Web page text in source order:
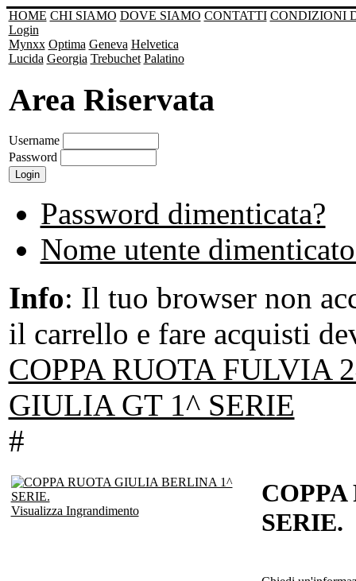
HOME CHI SIAMO DOVE SIAMO CONTATTI CONDIZIONI
Login
Mynxx Optima Geneva Helvetica
Lucida Georgia Trebuchet Palatino
Area Riservata
Username
Password
Password dimenticata?
Nome utente
Info: Il tuo browser non
il carrello e fare acquisti
COPPA RUOTA FULVIA
GIULIA GT 1^ SERIE
#
Visualizza Ingrandimento
SERIE.